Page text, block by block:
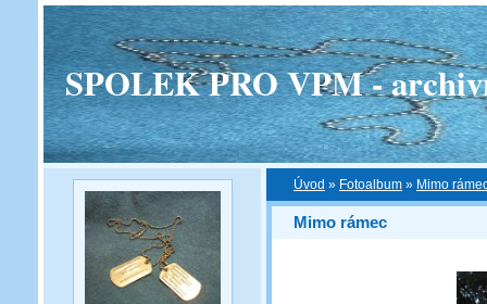
SPOLEK PRO VPM -
Úvod » Fotoalbum » Mimo
Mimo rámec